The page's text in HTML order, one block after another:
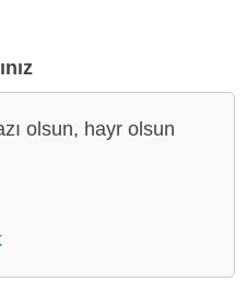
olsun, hayr olsun